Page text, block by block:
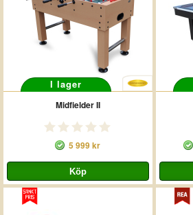
I lager
Midfielder II
5 999 kr